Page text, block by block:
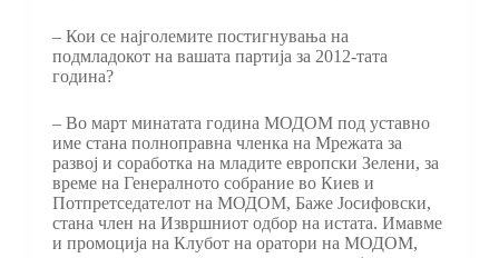
– Кои се најголемите постигнувања на
подмладокот на вашата партија за 2012-тата
година?
– Во март минатата година МОДОМ под уставно
име стана полноправна членка на Мрежата за
развој и соработка на младите европски Зелени, за
време на Генералното собрание во Киев и
Потпретседателот на МОДОМ, Баже Јосифовски,
стана член на Извршниот одбор на истата. Имавме
и промоција на Клубот на оратори на МОДОМ,